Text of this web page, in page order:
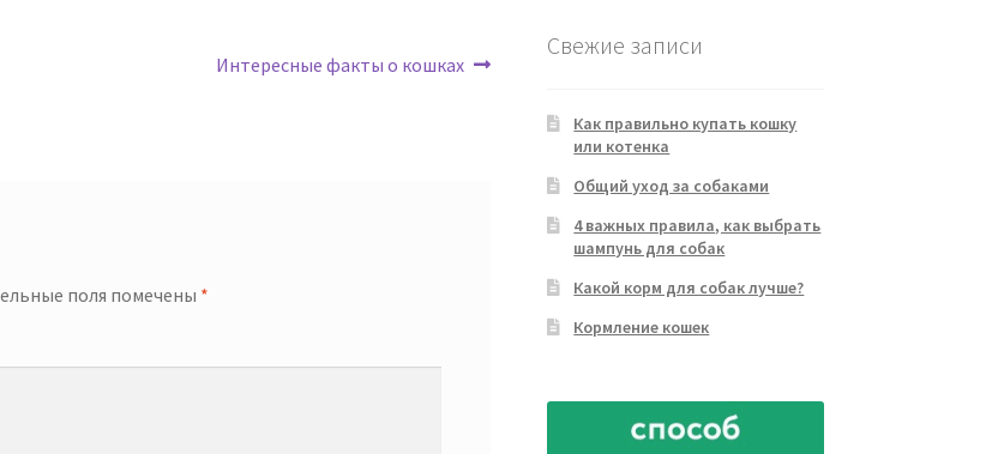
Следующая
Интересные факты о кошках
поля помечены *
Свежие записи
Как правильно купать кошку
или котенка
Общий уход за собаками
4 важных правила, как выбрать
шампунь для собак
Какой корм для собак лучше?
Кормление кошек